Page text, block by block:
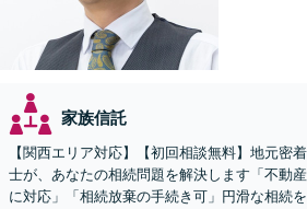
家族信託
【関西エリア対応】【初回相談無料】地元密
士が、あなたの相続問題を解決します「不動
に対応」「相続放棄の手続き可」円滑な相続